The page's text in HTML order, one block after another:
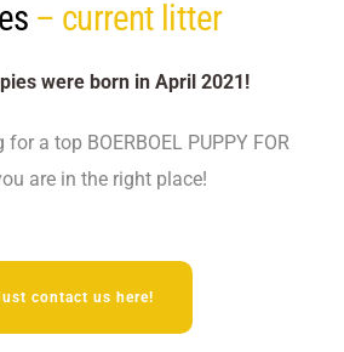
– current litter
were born in April 2021!
a top BOERBOEL PUPPY FOR
are in the right place!
contact us here!